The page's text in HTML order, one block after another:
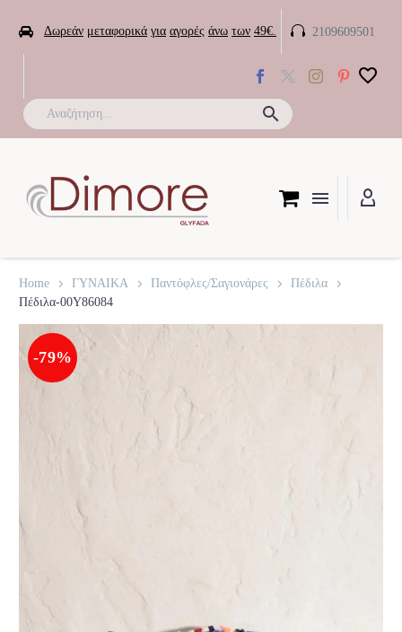
 Δωρεάν μεταφορικά για αγορές άνω των 49€. 
 2109609501
Home ΓΥΝΑΙΚΑ Παντόφλες/Σαγιονάρες
Πέδιλα
Πέδιλα-00Y86084
-79%